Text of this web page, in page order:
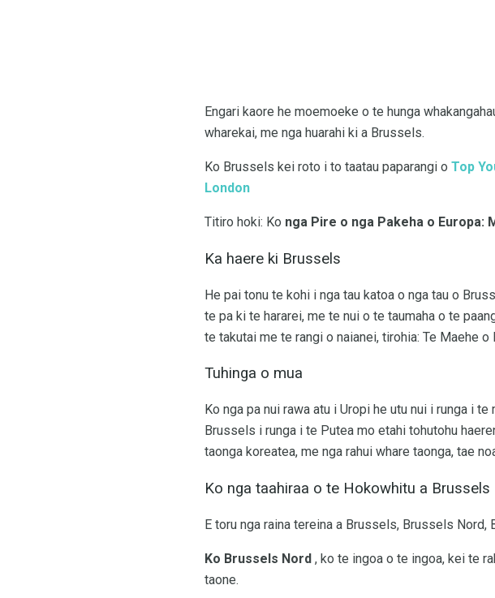
Engari kaore he moemoeke o te hunga
wharekai, me nga huarahi ki a Brussels.
Ko Brussels kei roto i to taatau paparangi o Top
London
Titiro hoki: Ko nga Pire o nga Pakeha o Europa:
Ka haere ki Brussels
He pai tonu te kohi i nga tau katoa o nga tau o
te pa ki te hararei, me te nui o te taumaha o te
te takutai me te rangi o naianei, tirohia: Te Maehe o
Tuhinga o mua
Ko nga pa nui rawa atu i Uropi he utu nui i runga i
Brussels i runga i te Putea mo etahi tohutohu
taonga koreatea, me nga rahui whare taonga, tae
Ko nga taahiraa o te Hokowhitu a Brussels
E toru nga raina tereina a Brussels, Brussels
Ko Brussels Nord , ko te ingoa o te ingoa, kei te
taone.